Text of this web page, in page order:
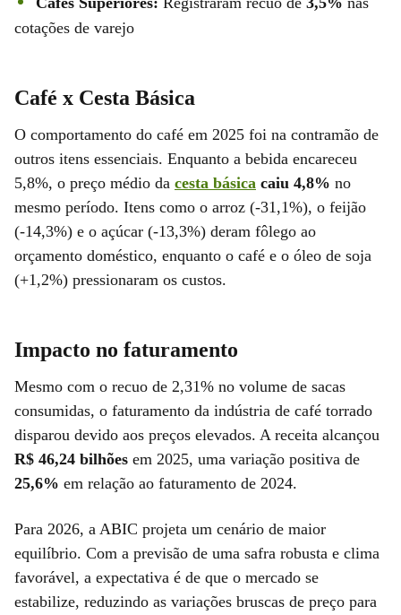
cotações de varejo
Café x Cesta Básica
O comportamento do café em 2025 foi na contramão de
outros itens essenciais. Enquanto a bebida encareceu
5,8%, o preço médio da cesta básica caiu 4,8% no
mesmo período. Itens como o arroz (-31,1%), o feijão
(-14,3%) e o açúcar (-13,3%) deram fôlego ao
orçamento doméstico, enquanto o café e o óleo de soja
(+1,2%) pressionaram os custos.
Impacto no faturamento
Mesmo com o recuo de 2,31% no volume de sacas
consumidas, o faturamento da indústria de café torrado
disparou devido aos preços elevados. A receita alcançou
R$ 46,24 bilhões em 2025, uma variação positiva de
25,6% em relação ao faturamento de 2024.
Para 2026, a ABIC projeta um cenário de maior
equilíbrio. Com a previsão de uma safra robusta e clima
favorável, a expectativa é de que o mercado se
estabilize, reduzindo as variações bruscas de preço para